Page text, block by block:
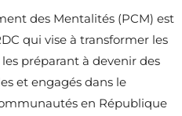
des Mentalités (PCM) est
qui vise à transformer les
préparant à devenir des
et engagés dans le
en République